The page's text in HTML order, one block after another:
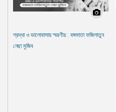
শ্রদ্ধা ও ভালোবাসায় স্মরণীয় : বঙ্গমাতা ফজিলাতুন
নেছা মুজিব